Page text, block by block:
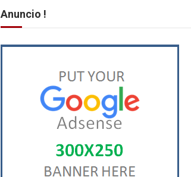
Anuncio !